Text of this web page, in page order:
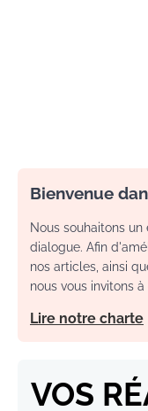
Bienvenue
Nous souhaitons
dialogue. Afin
nos articles, ainsi
nous vous invitons
Lire notre charte
VOS